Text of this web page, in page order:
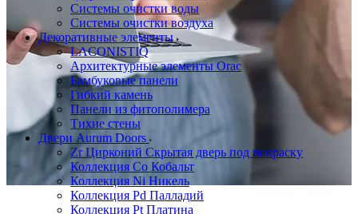
Системы очистки воды
Системы очистки воздуха
Декоративные элементы
LACONISTIQ
Архитектурные элементы Orac
Бамбуковые панели
Гибкий камень
Панели из фитополимера
Тихие стены
Двери Aurum Doors
Zr Цирконий Скрытая дверь под покраску
Коллекция Co Кобальт
Коллекция Ni Никель
Коллекция Pd Палладий
Коллекция Pt Платина